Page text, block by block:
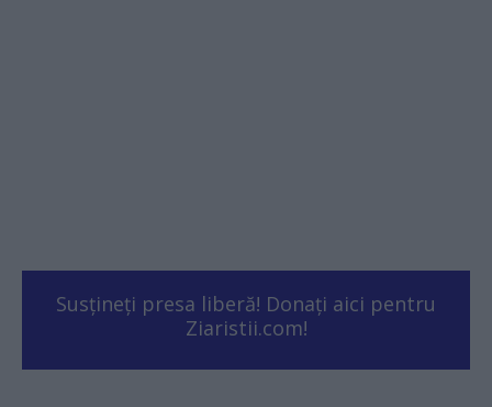
Susțineți presa liberă! Donați aici pentru
Ziaristii.com!